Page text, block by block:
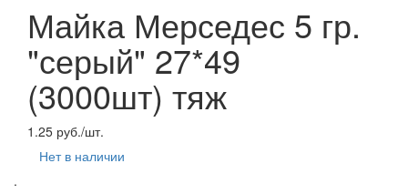
Майка Мерседес 5 гр.
"серый" 27*49
(3000шт) тяж
1.25 руб./шт.
Нет в наличии
.